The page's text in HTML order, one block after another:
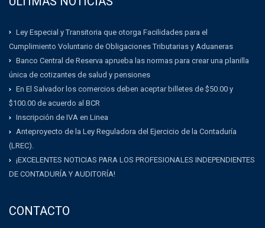
Ley Especial y Transitoria que otorga Facilidades para el
Cumplimiento Voluntario de Obligaciones Tributarias y Aduaneras
Banco Central de Reserva aprueba las normas para crear una planilla
única de cotizantes de salud y pensiones
En El Salvador los comercios deben aceptar billetes de $50.00 y
$100.00 de acuerdo al BCR
Inscripción de IVA en Linea
Anteproyecto de la Ley Reguladora del Ejercicio de la Contaduría
(LREC).
¡EXCELENTES NOTICIAS PARA LOS PROFESIONALES INDEPENDIENTES
DE CONTADURÍA Y AUDITORÍA!
CONTACTO